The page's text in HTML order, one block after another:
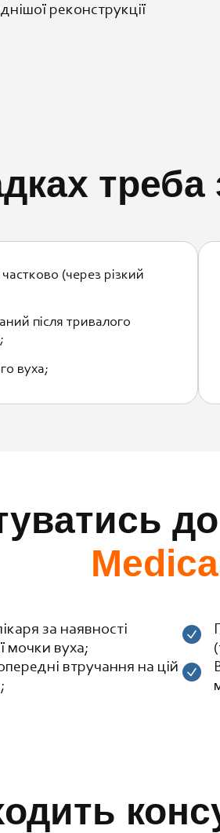
реконструкції
треба
(через різкий
після тривалого
вуха;
за наявності
мочки вуха;
втручання на цій